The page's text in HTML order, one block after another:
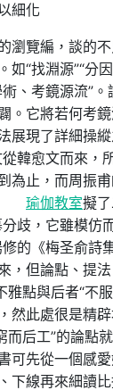
細化
瀏覽編，談的
如“找淵源”“分
、考鏡源流”。
。它將若何考
展現了詳細操
韓愈文而來，
為止，而周振
瑜伽教室擬
歧，它雖模仿
的《梅圣俞詩
，但論點、提
雅點與后者“不
然此處很是精辟
而后工”的論點
可先從一個感
下線再來細讀